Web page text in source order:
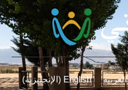
العربية English
(الإنجليزية)